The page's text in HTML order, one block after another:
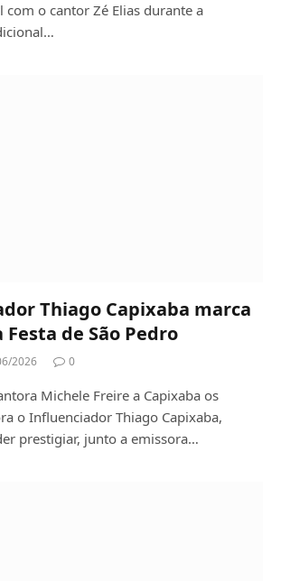
com o cantor Zé Elias durante a
Thiago Capixaba marca
de São Pedro
2026 0
Michele Freire a Capixaba os
o Influenciador Thiago Capixaba,
prestigiar, junto a emissora…